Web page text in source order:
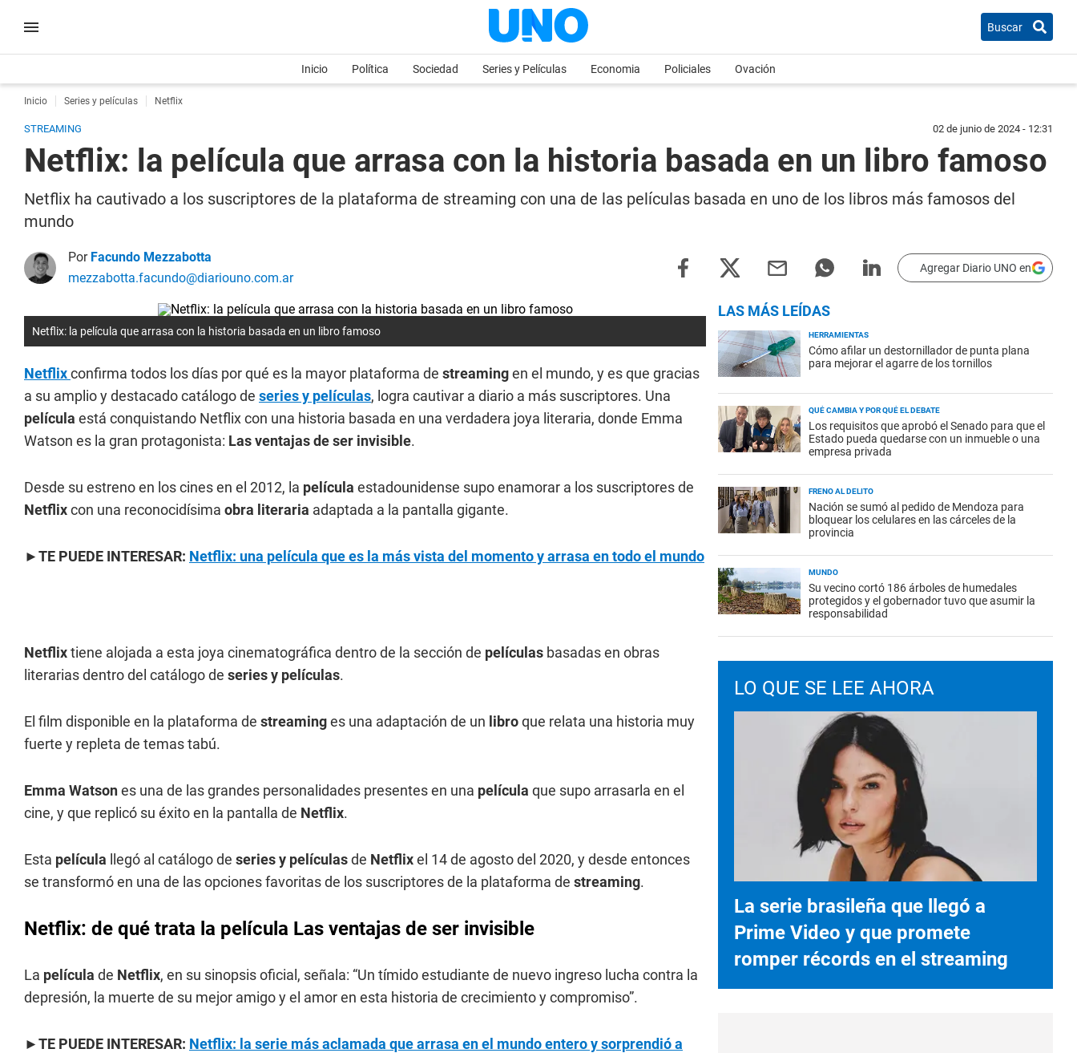
Buscar
Inicio Política Sociedad Series y Películas Economia Policiales Ovación
Inicio Series y películas Netflix
STREAMING 02 de junio de 2024 - 12:31
Netflix: la película que arrasa con la historia basada en un libro famoso
Netflix ha cautivado a los suscriptores de la plataforma de streaming con una de las películas basada en uno de los libros más famosos del
mundo
Por Facundo Mezzabotta
mezzabotta.facundo@diariouno.com.ar
Agregar Diario UNO en
Netflix: la película que arrasa con la historia basada en un libro famoso
Netflixconfirma todos los días por qué es la mayor plataforma de streamingen el mundo, y es que gracias
a su amplio y destacado catálogo de series y películas, logra cautivar a diario a más suscriptores. Una
película está conquistando Netflix con una historia basada en una verdadera joya literaria, donde Emma
Watson es la gran protagonista: Las ventajas de ser invisible.
Desde su estreno en los cines en el 2012, la película estadounidense supo enamorar a los suscriptores de
Netflixcon una reconocidísima obra literaria adaptada a la pantalla gigante.
►TE PUEDE INTERESAR: Netflix: una película que es la más vista del momento y arrasa en todo el mundo
Netflixtiene alojada a esta joya cinematográfica dentro de la sección de películas basadas en obras
literarias dentro del catálogo de series y películas.
El film disponible en la plataforma de streaminges una adaptación de un libroque relata una historia muy
fuerte y repleta de temas tabú.
Emma Watsones una de las grandes personalidades presentes en una película que supo arrasarla en el
cine, y que replicó su éxito en la pantalla de Netflix.
Esta película llegó al catálogo de series y películasde Netflixel 14 de agosto del 2020, y desde entonces
se transformó en una de las opciones favoritas de los suscriptores de la plataforma de streaming.
Netflix: de qué trata la película Las ventajas de ser invisible
La película de Netflix, en su sinopsis oficial, señala: “Un tímido estudiante de nuevo ingreso lucha contra la
depresión, la muerte de su mejor amigo y el amor en esta historia de crecimiento y compromiso”.
►TE PUEDE INTERESAR: Netflix: la serie más aclamada que arrasa en el mundo entero y sorprendió a
LAS MÁS LEÍDAS
HERRAMIENTAS
Cómo afilar un destornillador de punta plana
para mejorar el agarre de los tornillos
QUÉ CAMBIA Y POR QUÉ EL DEBATE
Los requisitos que aprobó el Senado para que el
Estado pueda quedarse con un inmueble o una
empresa privada
FRENO AL DELITO
Nación se sumó al pedido de Mendoza para
bloquear los celulares en las cárceles de la
provincia
MUNDO
Su vecino cortó 186 árboles de humedales
protegidos y el gobernador tuvo que asumir la
responsabilidad
LO QUE SE LEE AHORA
La serie brasileña que llegó a
Prime Video y que promete
romper récords en el streaming